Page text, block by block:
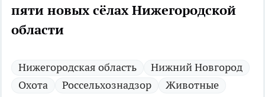
пяти новых сёлах Нижегородской
области
Нижегородская область
Нижний Новгород
Охота
Россельхознадзор Животные